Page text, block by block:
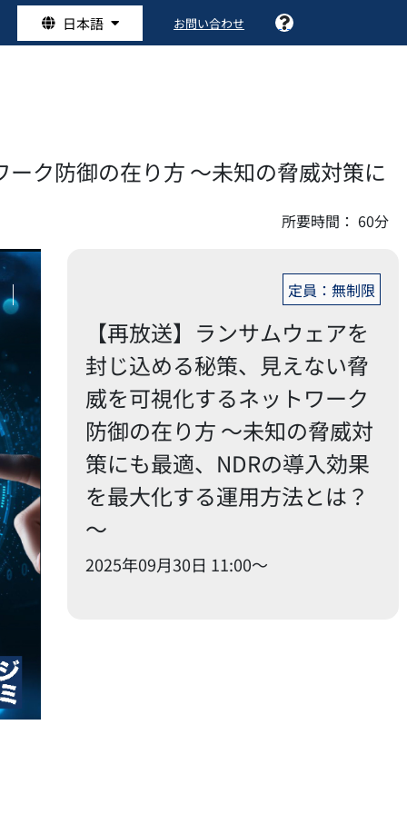
日本語 お問い合わせ
ク防御の在り方 ～未知の脅威対策に
所要時間： 60分
定員：無制限
【再放送】ランサムウェアを
封じ込める秘策、見えない脅
威を可視化するネットワーク
防御の在り方 ～未知の脅威対
策にも最適、NDRの導入効果
を最大化する運用方法とは？
～
2025年09月30日 11:00〜